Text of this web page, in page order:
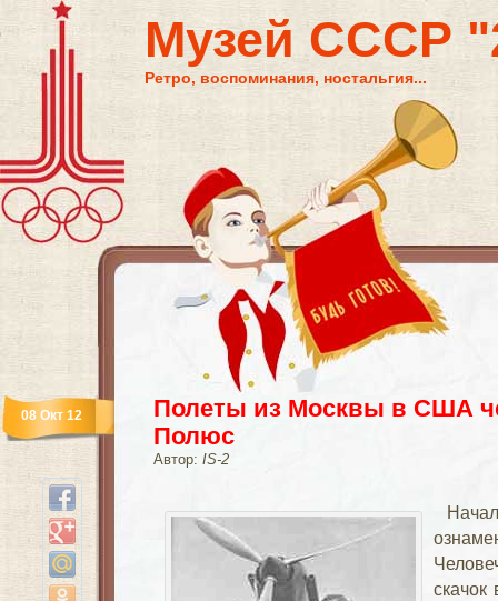
Музей СССР
Ретро, воспоминания, ностальгия...
Полеты из Москвы в США
Полюс
Автор: IS-2
08 Окт 12
скачок